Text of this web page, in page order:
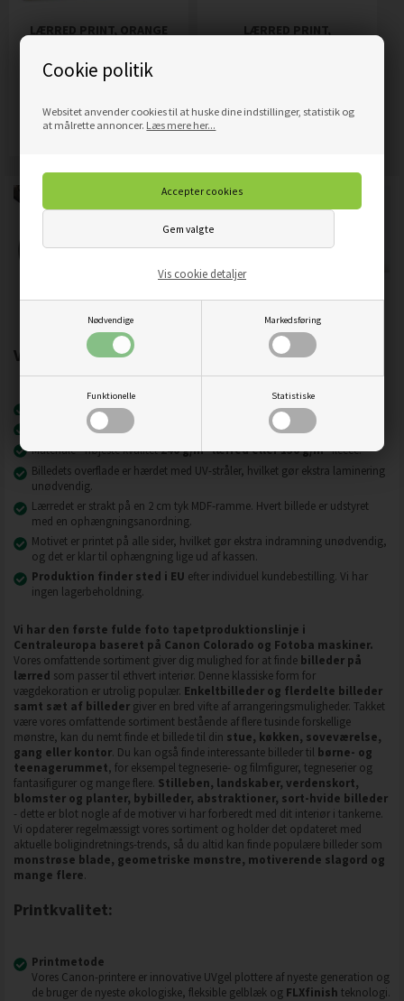
Cookie politik
Websitet anvender cookies til at huske dine indstillinger, statistik og
at målrette annoncer. Læs mere her...
Nødvendige Markedsføring
Funktionelle Statistiske
Vis cookie detaljer
LÆRRED PRINT, ORANGE
Mere info
LÆRRED PRINT,
Vigtigste produktegenskaber:
Nyeste printteknologi
Billeder på lærred er modstandsdygtige over for slid, ridser og snavs.
Materiale - højeste kvalitet240 g/m lærred eller 130 g/m fleece.
Billedets overflade er hærdet med UV-stråler, hvilket gør ekstra laminering
unødvendig.
Lærredet er strakt på en 2 cm tyk MDF-ramme. Hvert billede er udstyret
med en ophængningsanordning.
Motivet er printet på alle sider, hvilket gør ekstra indramning unødvendig,
og det er klar til ophængning lige ud af kassen.
Produktion finder sted i EU efter individuel kundebestilling. Vi har
ingen lagerbeholdning.
Vi har den første fulde foto tapetproduktionslinje i
Centraleuropa baseret på Canon Colorado og Fotoba maskiner.
Vores omfattende sortiment giver dig mulighed for at finde billeder på
lærred som passer til ethvert interiør. Denne klassiske form for
vægdekoration er utrolig populær. Enkeltbilleder og flerdelte billeder
samt sæt af billeder giver en bred vifte af arrangeringsmuligheder. Takket
være vores omfattende sortiment bestående af flere tusinde forskellige
mønstre, kan du nemt finde et billede til din stue, køkken, soveværelse,
gang eller kontor. Du kan også finde interessante billeder til børne- og
teenagerummet, for eksempel tegneserie- og filmfigurer, tegneserier og
fantasifigurer og mange flere. Stilleben, landskaber, verdenskort,
blomster og planter, bybilleder, abstraktioner, sort-hvide billeder
- dette er blot nogle af de motiver vi har forberedt med dit interiør i tankerne.
Vi opdaterer regelmæssigt vores sortiment og holder det opdateret med
aktuelle boligindretnings-trends, så du altid kan finde populære billeder som
monstrøse blade, geometriske mønstre, motiverende slagord og
mange flere.
Printkvalitet:
Printmetode
Vores Canon-printere er innovative UVgel plottere af nyeste generation og
de bruger de nyeste økologiske, fleksible gelblæk og FLXfinish teknologi.